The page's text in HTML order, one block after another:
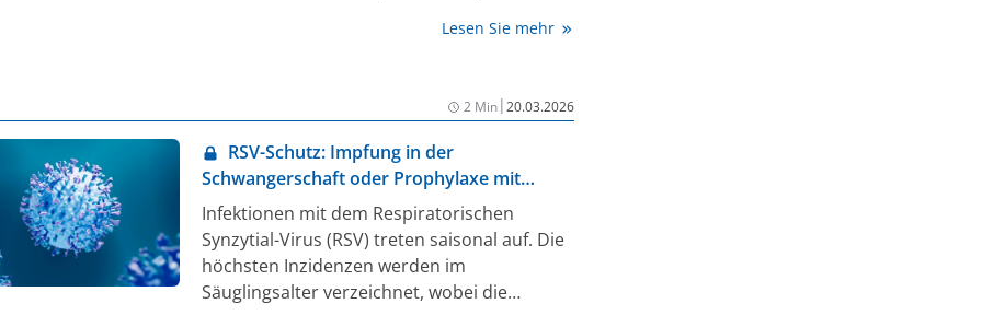
Vorerkrankungen, können bei einer von vier
Hospitalisierung führen [1]. Daten zeigen:
Eine Impfung kann schützen.
Lesen Sie mehr
2 Min|20.03.2026
RSV-Schutz: Impfung in der
Schwangerschaft oder Prophylaxe mit
Antikörpern?
Infektionen mit dem Respiratorischen
Synzytial-Virus (RSV) treten saisonal auf. Die
höchsten Inzidenzen werden im
Säuglingsalter verzeichnet, wobei die